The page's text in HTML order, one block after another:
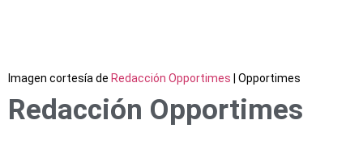
Imagen cortesía de Redacción Opportimes | Opportimes
Redacción Opportimes